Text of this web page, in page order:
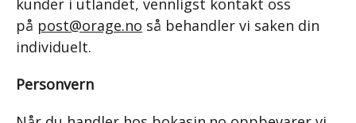
kunder i utlandet, vennligst kontakt oss
på post@orage.no så behandler vi saken din
individuelt.
Personvern